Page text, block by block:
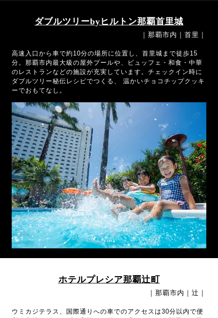
ダブルツリーbyヒルトン那覇首里城
｜那覇市内｜首里｜
高速入口から車で約10分の場所に位置し、首里城まで徒歩15
分。那覇市内最大級の屋外プールや、ビュッフェ・和食・中華
のレストランなどの施設が充実しています。チェックイン時に
ダブルツリー秘伝レシピでつくる、 温かいチョコチップクッキ
ーでおもてなし。
ホテルプレシア那覇辻町
｜那覇市内｜辻｜
ウミカジテラス、国際通りへの車でのアクセスは30分以内で便